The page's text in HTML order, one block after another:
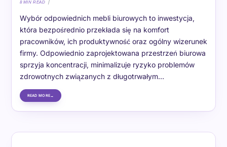
8 MIN READ
Wybór odpowiednich mebli biurowych to inwestycja,
która bezpośrednio przekłada się na komfort
pracowników, ich produktywność oraz ogólny wizerunek
firmy. Odpowiednio zaprojektowana przestrzeń biurowa
sprzyja koncentracji, minimalizuje ryzyko problemów
zdrowotnych związanych z długotrwałym…
READ MORE